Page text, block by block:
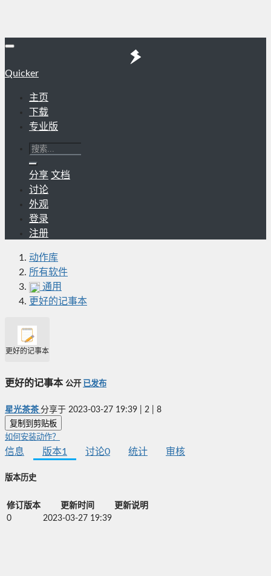
Quicker
主页
下载
专业版
分享 文档
讨论
外观
登录
注册
动作库
所有软件
通用
更好的记事本
更好的记事本
更好的记事本 公开 已发布
星光茶茶 分享于 2023-03-27 19:39 2 8
复制到剪贴板
如何安装动作？
信息 版本1 讨论0 统计 审核
版本历史
修订版本 更新时间
更新说明
0
2023-03-27 19:39